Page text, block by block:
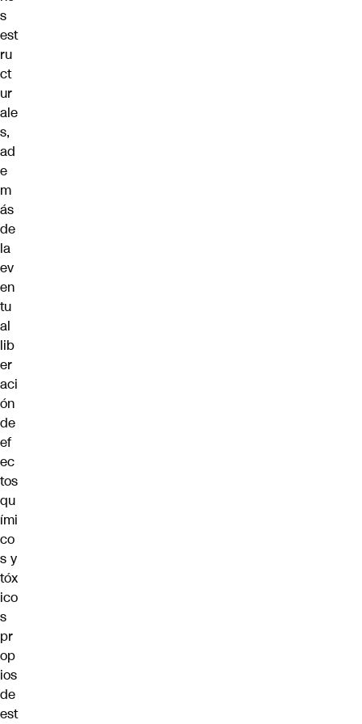
s
est
ru
ct
ur
ale
s,
ad
e
m
ás
de
la
ev
en
tu
al
lib
er
aci
ón
de
ef
ec
tos
qu
ími
co
s y
tóx
ico
s
pr
op
ios
de
est